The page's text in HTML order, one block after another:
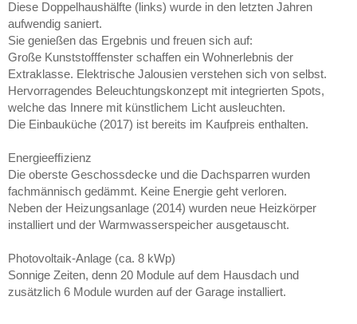
Diese Doppelhaushälfte (links) wurde in den letzten Jahren
aufwendig saniert.
Sie genießen das Ergebnis und freuen sich auf:
Große Kunststofffenster schaffen ein Wohnerlebnis der
Extraklasse. Elektrische Jalousien verstehen sich von selbst.
Hervorragendes Beleuchtungskonzept mit integrierten Spots,
welche das Innere mit künstlichem Licht ausleuchten.
Die Einbauküche (2017) ist bereits im Kaufpreis enthalten.
Energieefﬁzienz
Die oberste Geschossdecke und die Dachsparren wurden
fachmännisch gedämmt. Keine Energie geht verloren.
Neben der Heizungsanlage (2014) wurden neue Heizkörper
installiert und der Warmwasserspeicher ausgetauscht.
Photovoltaik-Anlage (ca. 8 kWp)
Sonnige Zeiten, denn 20 Module auf dem Hausdach und
zusätzlich 6 Module wurden auf der Garage installiert.